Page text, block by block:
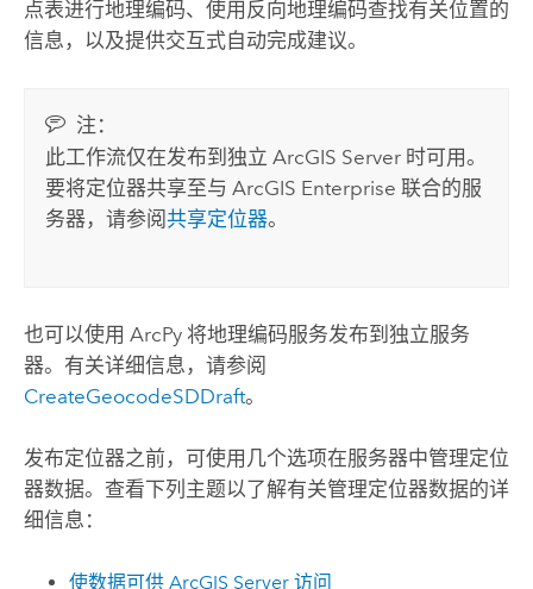
点表进行地理编码、使用反向地理编码查找有关位置的
信息，以及提供交互式自动完成建议。
注：
此工作流仅在发布到独立ArcGIS Server 时可用。
要将定位器共享至与ArcGIS Enterprise 联合的服
务器，请参阅共享定位器。
也可以使用 ArcPy 将地理编码服务发布到独立服务
器。有关详细信息，请参阅
CreateGeocodeSDDraft。
发布定位器之前，可使用几个选项在服务器中管理定位
器数据。查看下列主题以了解有关管理定位器数据的详
细信息：
使数据可供ArcGIS Server 访问